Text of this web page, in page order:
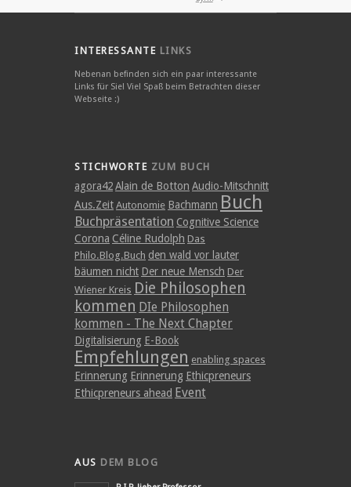
INTERESSANTE LINKS
Nebenan befinden sich ein paar interessante
Links für Sie! Viel Spaß beim Betrachten dieser
Webseite :)
STICHWORTE ZUM BUCH
agora42Alain de Botton Audio-Mitschnitt
Aus.Zeit Autonomie Bachmann Buch
Buchpräsentation Cognitive Science
Corona Céline Rudolph Das
Philo.Blog.Buch den wald vor lauter
bäumen nicht Der neue Mensch Der
Wiener Kreis Die Philosophen
kommen DIe Philosophen
kommen - The Next Chapter
Digitalisierung E-Book
Empfehlungen enabling spaces
Erinnerung Erinnerung Ethicpreneurs
Ethicpreneurs ahead Event
AUS DEM BLOG